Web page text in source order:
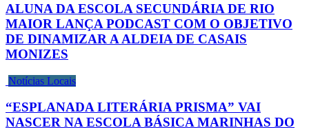
ALUNA DA ESCOLA SECUNDÁRIA DE RIO
MAIOR LANÇA PODCAST COM O OBJETIVO
DE DINAMIZAR A ALDEIA DE CASAIS
MONIZES
Notícias Locais
“ESPLANADA LITERÁRIA PRISMA” VAI
NASCER NA ESCOLA BÁSICA MARINHAS DO